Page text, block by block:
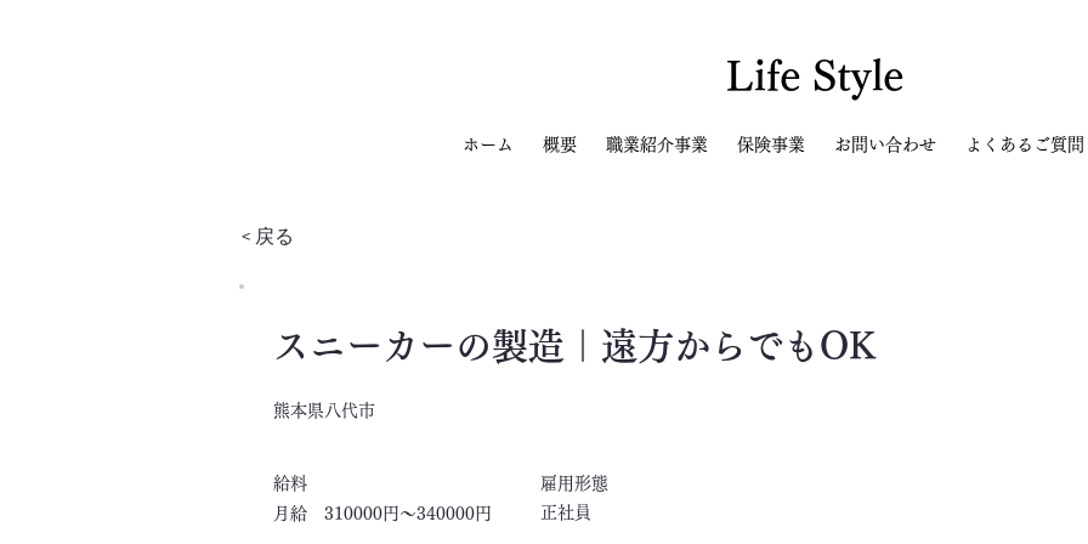
Life Style
ホーム 概要 職業紹介事業 保険事業 お問い合わせ よくあるご質問
< 戻る
スニーカーの製造｜遠方からでもOK
熊本県八代市
​給料
​雇用形態
月給 310000円～340000円
正社員